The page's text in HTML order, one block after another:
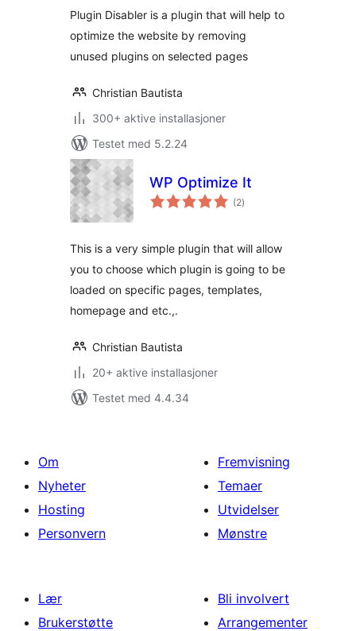
Plugin Disabler is a plugin that will help to
optimize the website by removing
unused plugins on selected pages
Christian Bautista
300+ aktive installasjoner
Testet med 5.2.24
WP Optimize It
(2totale
vurderinger
)
This is a very simple plugin that will allow
you to choose which plugin is going to be
loaded on specific pages, templates,
homepage and etc.,.
Christian Bautista
20+ aktive installasjoner
Testet med 4.4.34
Om
Nyheter
Hosting
Personvern
Fremvisning
Temaer
Utvidelser
Mønstre
Lær
Brukerstøtte
Bli involvert
Arrangementer